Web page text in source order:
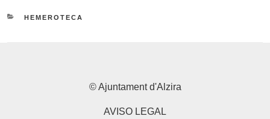
CATEGORÍAS
HEMEROTECA
© Ajuntament d'Alzira
AVISO LEGAL